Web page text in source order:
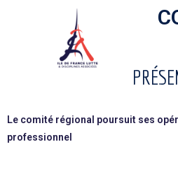
Le comité régional poursuit ses
professionnel